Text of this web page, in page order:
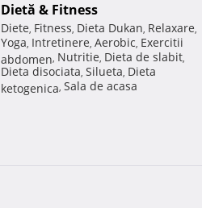
Dietă & Fitness
Diete, Fitness, Dieta Dukan, Relaxare,
Yoga, Intretinere, Aerobic, Exercitii
abdomen, Nutritie, Dieta de slabit,
Dieta disociata, Silueta, Dieta
ketogenica, Sala de acasa